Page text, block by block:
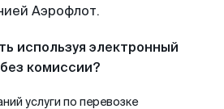
Аэрофлот.
используя электронный
комиссии?
услуги по перевозке